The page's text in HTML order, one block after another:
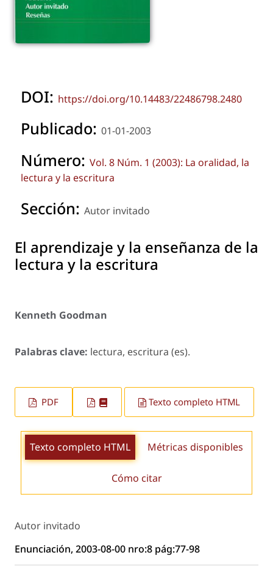
DOI: https://doi.org/10.14483/22486798.2480
Publicado: 01-01-2003
Número: Vol. 8 Núm. 1 (2003): La oralidad, la
lectura y la escritura
Sección: Autor invitado
El aprendizaje y la enseñanza de la
lectura y la escritura
Kenneth Goodman
Palabras clave: lectura, escritura (es).
PDF Texto completo HTML
Texto completo HTML Métricas disponibles
Cómo citar
Autor invitado
Enunciación, 2003-08-00 nro:8 pág:77-98